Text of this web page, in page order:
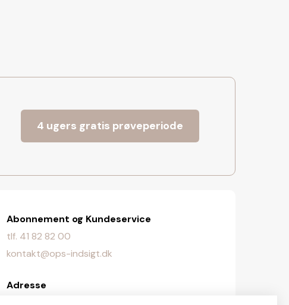
4 ugers gratis prøveperiode
Abonnement og Kundeservice
tlf. 41 82 82 00
kontakt@ops-indsigt.dk
Adresse